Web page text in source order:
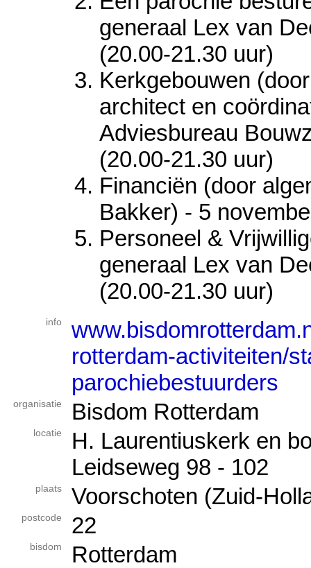
generaal Lex van
(20.00-21.30 uur)
Kerkgebouwen
architect en
Adviesbureau
(20.00-21.30 uur)
Financiën (door
Bakker) - 5
Personeel &
generaal Lex van
(20.00-21.30 uur)
info
rotterdam-activiteiten/
parochiebestuurders
organisatie Bisdom Rotterdam
locatie
H. Laurentiuskerk en
Leidseweg 98 - 102
plaats Voorschoten (Zuid-
postcode 22
bisdom Rotterdam